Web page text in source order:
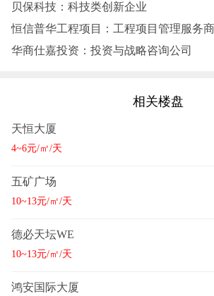
贝保科技‌：科技类创新企业
恒信普华工程项目‌：工程项目管理服务商
华商仕嘉投资‌：投资与战略咨询公司
相关楼盘
天恒大厦
4~6元/㎡/天
五矿广场
10~13元/㎡/天
德必天坛WE
10~13元/㎡/天
鸿安国际大厦